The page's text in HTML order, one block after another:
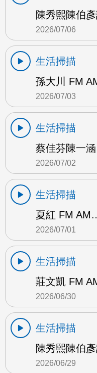
陳秀熙陳伯
2026/07/06
生活掃描
孫大川 FM
2026/07/03
生活掃描
蔡佳芬陳一
2026/07/02
生活掃描
夏紅 FM
2026/07/01
生活掃描
莊文凱 FM
2026/06/30
生活掃描
陳秀熙陳伯
2026/06/29